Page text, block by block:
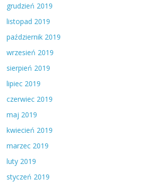
grudzień 2019
listopad 2019
październik 2019
wrzesień 2019
sierpień 2019
lipiec 2019
czerwiec 2019
maj 2019
kwiecień 2019
marzec 2019
luty 2019
styczeń 2019